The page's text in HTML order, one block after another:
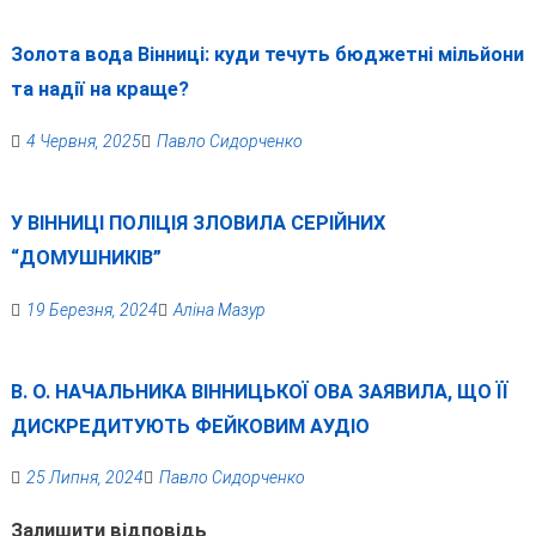
Золота вода Вінниці: куди течуть бюджетні мільйони
та надії на краще?
4 Червня, 2025 Павло Сидорченко
У ВІННИЦІ ПОЛІЦІЯ ЗЛОВИЛА СЕРІЙНИХ
“ДОМУШНИКІВ”
19 Березня, 2024 Аліна Мазур
В. О. НАЧАЛЬНИКА ВІННИЦЬКОЇ ОВА ЗАЯВИЛА, ЩО ЇЇ
ДИСКРЕДИТУЮТЬ ФЕЙКОВИМ АУДІО
25 Липня, 2024 Павло Сидорченко
Залишити відповідь